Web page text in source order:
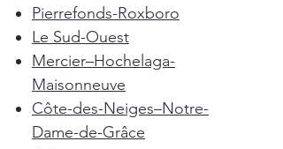
Pierrefonds-Roxboro
Le Sud-Ouest
Mercier–Hochelaga-
Maisonneuve
Côte-des-Neiges–Notre-
Dame-de-Grâce